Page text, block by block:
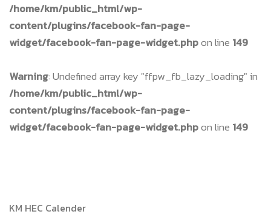
/home/km/public_html/wp-
content/plugins/facebook-fan-page-
widget/facebook-fan-page-widget.phpon line 149
Warning: Undefined array key "ffpw_fb_lazy_loading" in
/home/km/public_html/wp-
content/plugins/facebook-fan-page-
widget/facebook-fan-page-widget.phpon line 149
KM HEC Calender